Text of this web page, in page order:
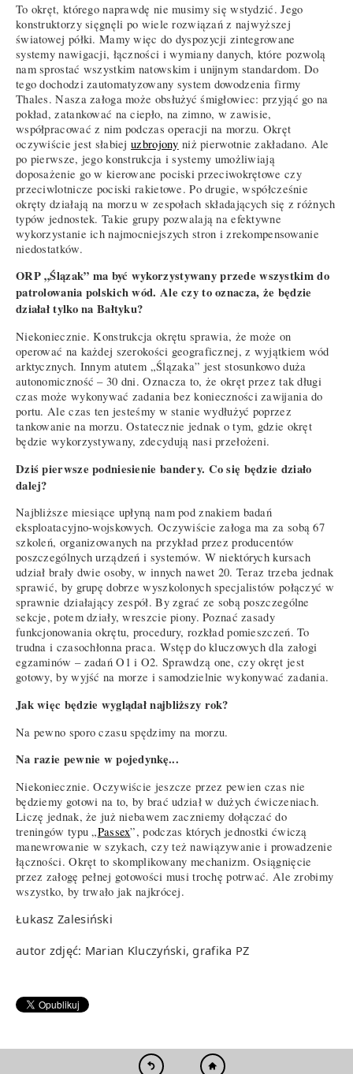
To okręt, którego naprawdę nie musimy się wstydzić. Jego
konstruktorzy sięgnęli po wiele rozwiązań z najwyższej
światowej półki. Mamy więc do dyspozycji zintegrowane
systemy nawigacji, łączności i wymiany danych, które pozwolą
nam sprostać wszystkim natowskim i unijnym standardom. Do
tego dochodzi zautomatyzowany system dowodzenia firmy
Thales. Nasza załoga może obsłużyć śmigłowiec: przyjąć go na
pokład, zatankować na ciepło, na zimno, w zawisie,
współpracować z nim podczas operacji na morzu. Okręt
oczywiście jest słabiejuzbrojony niż pierwotnie zakładano. Ale
po pierwsze, jego konstrukcja i systemy umożliwiają
doposażenie go w kierowane pociski przeciwokrętowe czy
przeciwlotnicze pociski rakietowe. Po drugie, współcześnie
okręty działają na morzu w zespołach składających się z różnych
typów jednostek. Takie grupy pozwalają na efektywne
wykorzystanie ich najmocniejszych stron i zrekompensowanie
niedostatków.
ORP „Ślązak” ma być wykorzystywany przede wszystkim do
patrolowania polskich wód. Ale czy to oznacza, że będzie
działał tylko na Bałtyku?
Niekoniecznie. Konstrukcja okrętu sprawia, że może on
operować na każdej szerokości geograficznej, z wyjątkiem wód
arktycznych. Innym atutem „Ślązaka” jest stosunkowo duża
autonomiczność – 30 dni. Oznacza to, że okręt przez tak długi
czas może wykonywać zadania bez konieczności zawijania do
portu. Ale czas ten jesteśmy w stanie wydłużyć poprzez
tankowanie na morzu. Ostatecznie jednak o tym, gdzie okręt
będzie wykorzystywany, zdecydują nasi przełożeni.
Dziś pierwsze podniesienie bandery. Co się będzie działo
dalej?
Najbliższe miesiące upłyną nam pod znakiem badań
eksploatacyjno-wojskowych. Oczywiście załoga ma za sobą 67
szkoleń, organizowanych na przykład przez producentów
poszczególnych urządzeń i systemów. W niektórych kursach
udział brały dwie osoby, w innych nawet 20. Teraz trzeba jednak
sprawić, by grupę dobrze wyszkolonych specjalistów połączyć w
sprawnie działający zespół. By zgrać ze sobą poszczególne
sekcje, potem działy, wreszcie piony. Poznać zasady
funkcjonowania okrętu, procedury, rozkład pomieszczeń. To
trudna i czasochłonna praca. Wstęp do kluczowych dla załogi
egzaminów – zadań O1 i O2. Sprawdzą one, czy okręt jest
gotowy, by wyjść na morze i samodzielnie wykonywać zadania.
Jak więc będzie wyglądał najbliższy rok?
Na pewno sporo czasu spędzimy na morzu.
Na razie pewnie w pojedynkę...
Niekoniecznie. Oczywiście jeszcze przez pewien czas nie
będziemy gotowi na to, by brać udział w dużych ćwiczeniach.
Liczę jednak, że już niebawem zaczniemy dołączać do
treningów typu „Passex”, podczas których jednostki ćwiczą
manewrowanie w szykach, czy też nawiązywanie i prowadzenie
łączności. Okręt to skomplikowany mechanizm. Osiągnięcie
przez załogę pełnej gotowości musi trochę potrwać. Ale zrobimy
wszystko, by trwało jak najkrócej.
Łukasz Zalesiński
autor zdjęć: Marian Kluczyński, grafika PZ